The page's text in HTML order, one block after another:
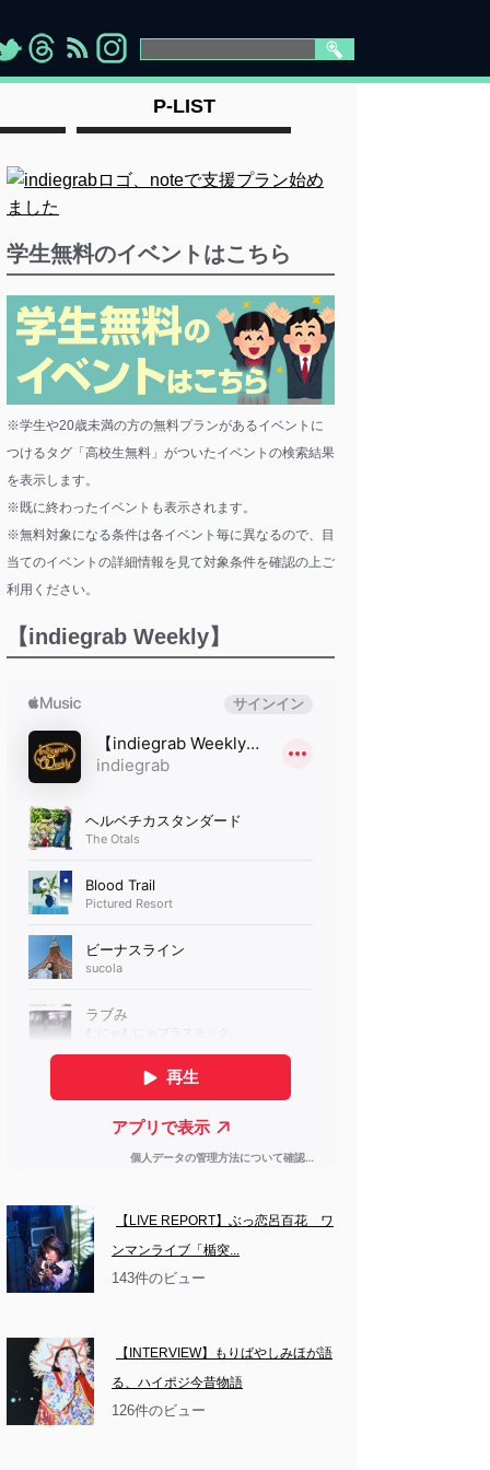
"> "> " >
P-LIST
学生無料のイベントはこちら
※学生や20歳未満の方の無料プランがあるイベントに
つけるタグ「高校生無料」がついたイベントの検索結果
を表示します。
※既に終わったイベントも表示されます。
※無料対象になる条件は各イベント毎に異なるので、目
当てのイベントの詳細情報を見て対象条件を確認の上ご
利用ください。
【indiegrab Weekly】
【LIVE REPORT】ぶっ恋呂百花　ワ
ンマンライブ「楯突...
143件のビュー
【INTERVIEW】もりばやしみほが語
る、ハイポジ今昔物語
126件のビュー